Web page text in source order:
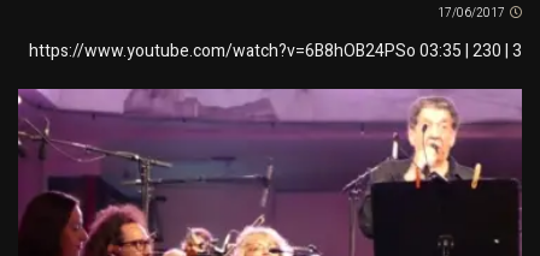
https://www.youtube.com/watch?v=6B8hOB24PSo 03:35 | 230 | 3